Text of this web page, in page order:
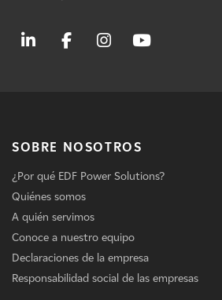
SOBRE NOSOTROS
¿Por qué EDF Power Solutions?
Quiénes somos
A quién servimos
Conoce a nuestro equipo
Declaraciones de la empresa
Responsabilidad social de las empresas